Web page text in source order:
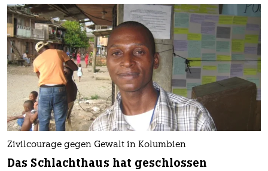
Zivilcourage gegen Gewalt in Kolumbien
Das Schlachthaus hat geschlossen